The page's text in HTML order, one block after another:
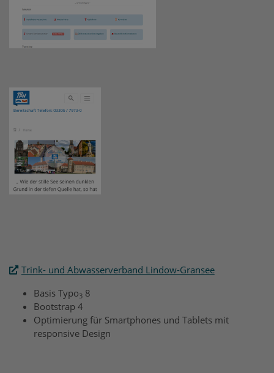
Trink- und Abwasserverband Lindow-Gransee
Basis Typo3 8
Bootstrap 4
Optimierung für Smartphones und Tablets mit
responsive Design